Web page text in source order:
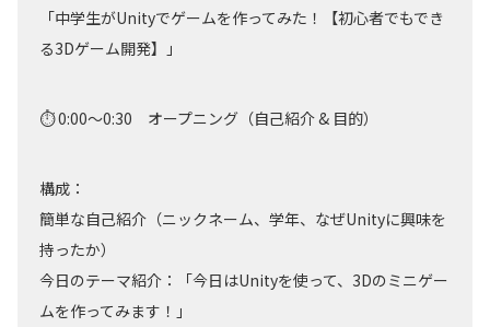
「中学生がUnityでゲームを作ってみた！【初心者でもでき
る3Dゲーム開発】」
⏱ 0:00〜0:30 オープニング（自己紹介 & 目的）
構成：
簡単な自己紹介（ニックネーム、学年、なぜUnityに興味を
持ったか）
今日のテーマ紹介：「今日はUnityを使って、3Dのミニゲー
ムを作ってみます！」